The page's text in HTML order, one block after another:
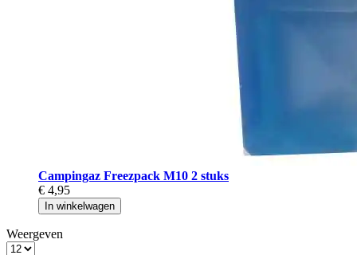
Campingaz Freezpack M10 2 stuks
€ 4,95
In winkelwagen
Weergeven